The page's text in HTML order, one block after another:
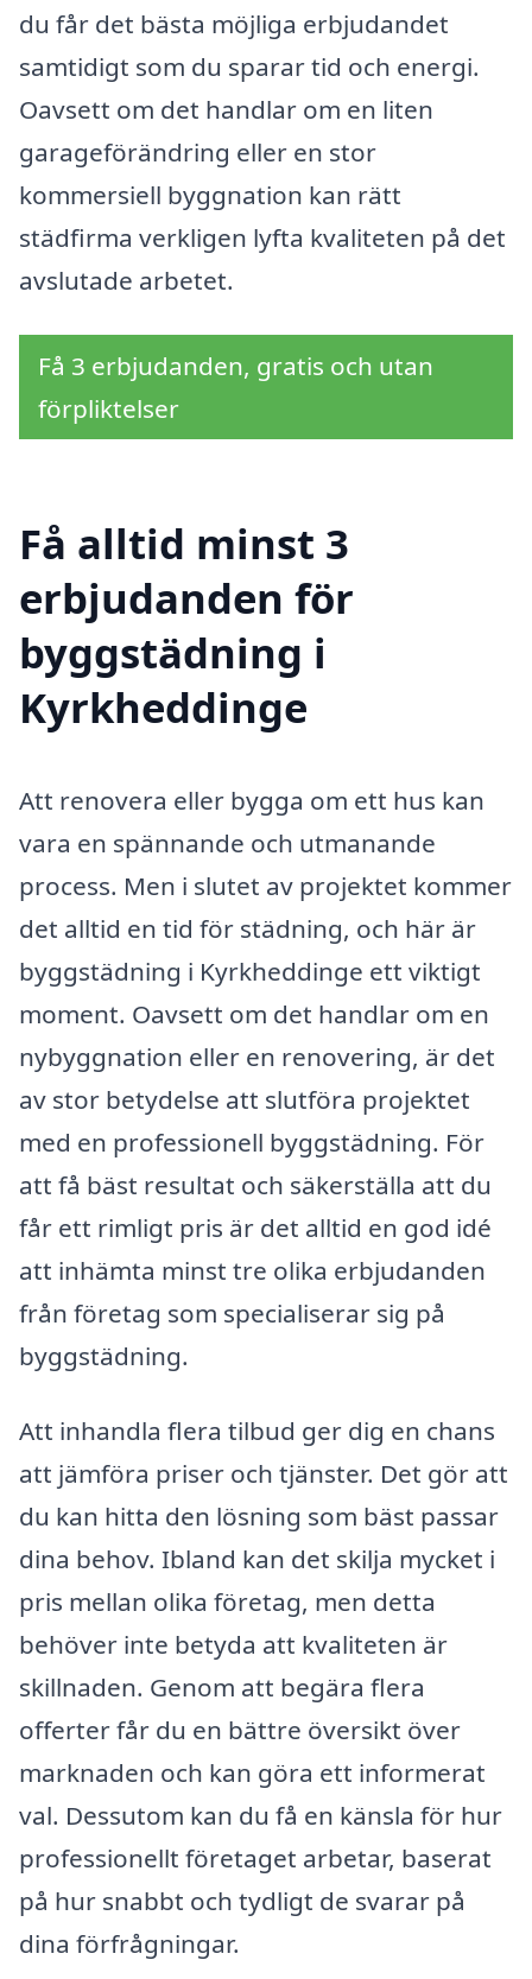
du får det bästa möjliga erbjudandet
samtidigt som du sparar tid och energi.
Oavsett om det handlar om en liten
garageförändring eller en stor
kommersiell byggnation kan rätt
städfirma verkligen lyfta kvaliteten på det
avslutade arbetet.
Få 3 erbjudanden, gratis och utan
förpliktelser
Få alltid minst 3
erbjudanden för
byggstädning i
Kyrkheddinge
Att renovera eller bygga om ett hus kan
vara en spännande och utmanande
process. Men i slutet av projektet kommer
det alltid en tid för städning, och här är
byggstädning i Kyrkheddinge ett viktigt
moment. Oavsett om det handlar om en
nybyggnation eller en renovering, är det
av stor betydelse att slutföra projektet
med en professionell byggstädning. För
att få bäst resultat och säkerställa att du
får ett rimligt pris är det alltid en god idé
att inhämta minst tre olika erbjudanden
från företag som specialiserar sig på
byggstädning.
Att inhandla flera tilbud ger dig en chans
att jämföra priser och tjänster. Det gör att
du kan hitta den lösning som bäst passar
dina behov. Ibland kan det skilja mycket i
pris mellan olika företag, men detta
behöver inte betyda att kvaliteten är
skillnaden. Genom att begära flera
offerter får du en bättre översikt över
marknaden och kan göra ett informerat
val. Dessutom kan du få en känsla för hur
professionellt företaget arbetar, baserat
på hur snabbt och tydligt de svarar på
dina förfrågningar.